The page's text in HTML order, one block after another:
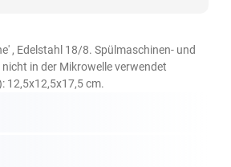
, Edelstahl 18/8. Spülmaschinen- und
in der Mikrowelle verwendet
12,5x12,5x17,5 cm.